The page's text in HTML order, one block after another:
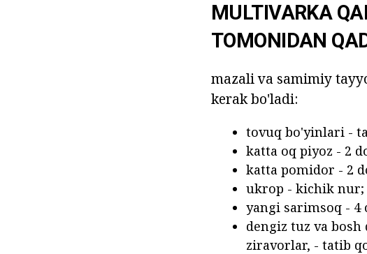
MULTIVARKA
TOMONIDAN
mazali va samimiy
kerak bo'ladi:
tovuq bo'yinlari -
katta oq piyoz - 2
katta pomidor - 2
ukrop - kichik nur;
yangi sarimsoq -
dengiz tuz va
ziravorlar, - tatib